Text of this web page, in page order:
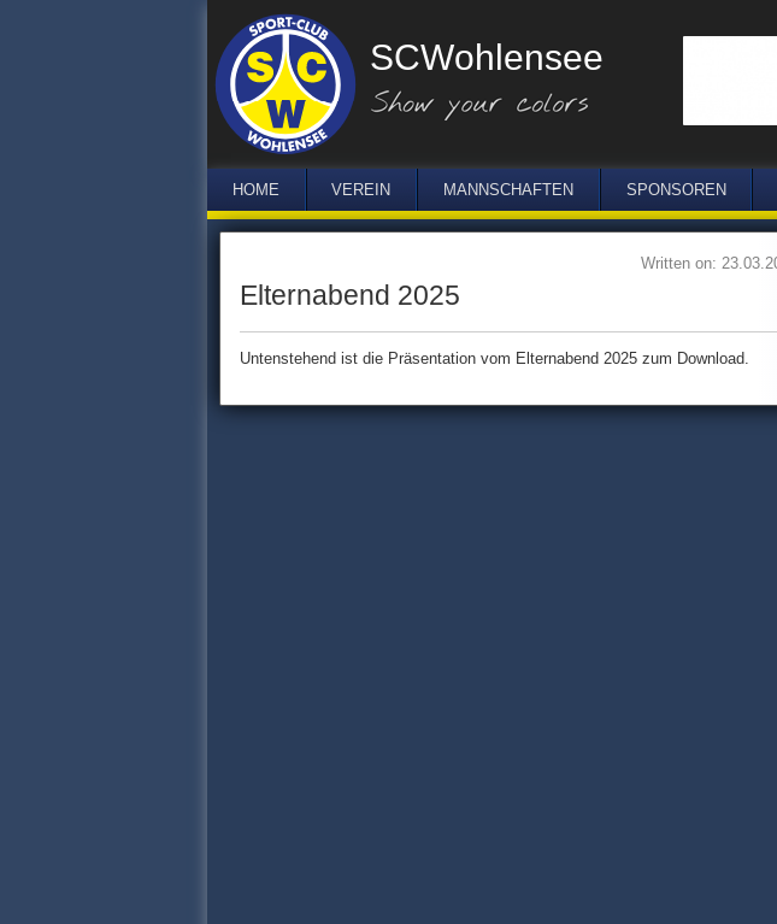
SCWohlensee
HOME VEREIN MANNSCHAFTEN SPONSOREN
Written on:
Elternabend 2025
Untenstehend ist die Präsentation vom Elternabend 2025 zum Download.